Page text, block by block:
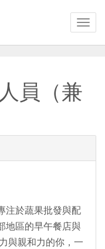
員（兼
注於蔬果批發與配
地區的早午餐店與
與親和力的你，一